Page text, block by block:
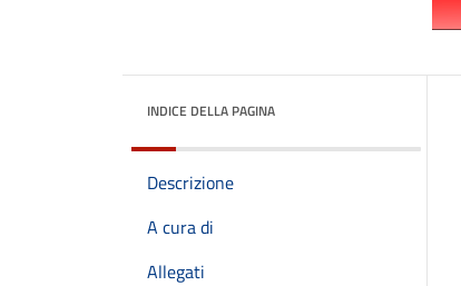
INDICE DELLA PAGINA
Descrizione
A cura di
Allegati